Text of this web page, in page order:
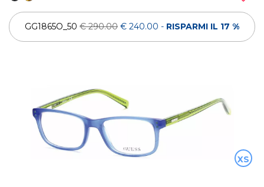
GG1865O_50 € 290.00 € 240.00 - RISPARMI IL 17 %
XS